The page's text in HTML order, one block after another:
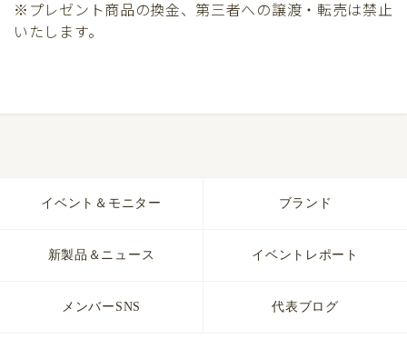
※プレゼント商品の換金、第三者への譲渡・転売は禁止
いたします。
イベント＆モニター ブランド
新製品＆ニュース イベントレポート
メンバーSNS 代表ブログ